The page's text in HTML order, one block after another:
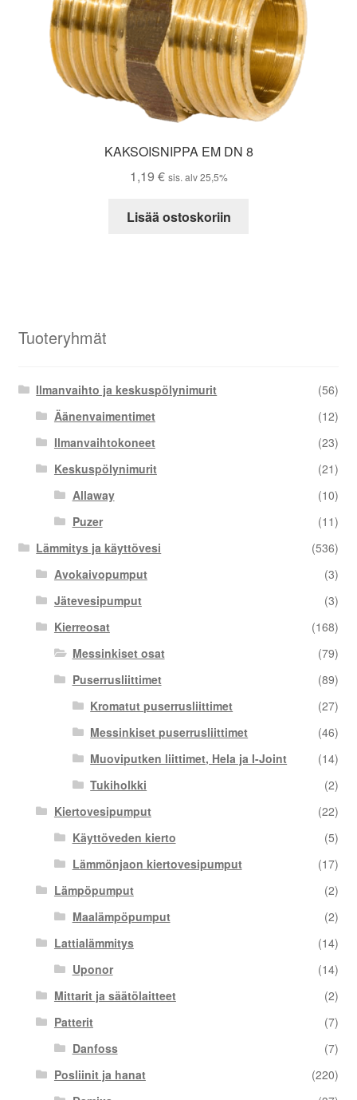
KAKSOISNIPPA EM DN 8
1,19 € sis. alv 25,5%
Lisää ostoskoriin
Tuoteryhmät
Ilmanvaihto ja keskuspölynimurit
(56)
Äänenvaimentimet
(12)
Ilmanvaihtokoneet
(23)
Keskuspölynimurit
(21)
Allaway
(10)
Puzer
(11)
Lämmitys ja käyttövesi
(536)
Avokaivopumput
(3)
Jätevesipumput
(3)
Kierreosat
(168)
Messinkiset osat
(79)
Puserrusliittimet
(89)
Kromatut puserrusliittimet
(27)
Messinkiset puserrusliittimet
(46)
Muoviputken liittimet, Hela ja I-Joint
(14)
Tukiholkki
(2)
Kiertovesipumput
(22)
Käyttöveden kierto
(5)
Lämmönjaon kiertovesipumput
(17)
Lämpöpumput
(2)
Maalämpöpumput
(2)
Lattialämmitys
(14)
Uponor
(14)
Mittarit ja säätölaitteet
(2)
Patterit
(7)
Danfoss
(7)
Posliinit ja hanat
(220)